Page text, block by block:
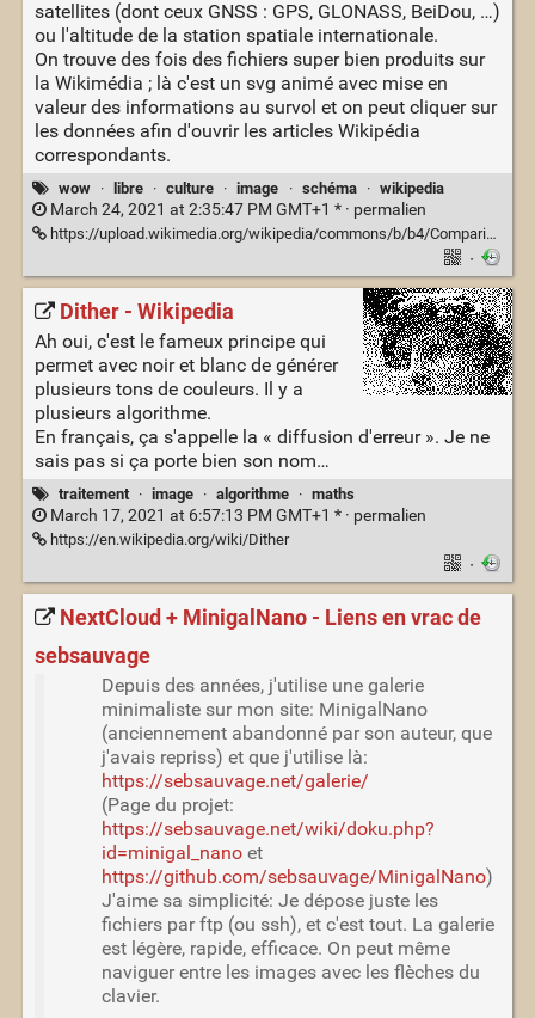
satellites (dont ceux GNSS : GPS, GLONASS, BeiDou, …)
ou l'altitude de la station spatiale internationale.
On trouve des fois des fichiers super bien produits sur
la Wikimédia ; là c'est un svg animé avec mise en
valeur des informations au survol et on peut cliquer sur
les données afin d'ouvrir les articles Wikipédia
correspondants.
wow · libre · culture · image · schéma · wikipedia
March 24, 2021 at 2:35:47 PM GMT+1 * · permalien
https://upload.wikimedia.org/wikipedia/commons/b/b4/Comparison_satellite_navigation_orbits.svg
·
Dither - Wikipedia
Ah oui, c'est le fameux principe qui
permet avec noir et blanc de générer
plusieurs tons de couleurs. Il y a
plusieurs algorithme.
En français, ça s'appelle la « diffusion d'erreur ». Je ne
sais pas si ça porte bien son nom…
traitement · image · algorithme · maths
March 17, 2021 at 6:57:13 PM GMT+1 * · permalien
https://en.wikipedia.org/wiki/Dither
·
NextCloud + MinigalNano - Liens en vrac de
sebsauvage
Depuis des années, j'utilise une galerie
minimaliste sur mon site: MinigalNano
(anciennement abandonné par son auteur, que
j'avais repriss) et que j'utilise là:
https://sebsauvage.net/galerie/
(Page du projet:
https://sebsauvage.net/wiki/doku.php?
id=minigal_nanoet
https://github.com/sebsauvage/MinigalNano)
J'aime sa simplicité: Je dépose juste les
fichiers par ftp (ou ssh), et c'est tout. La galerie
est légère, rapide, efficace. On peut même
naviguer entre les images avec les flèches du
clavier.